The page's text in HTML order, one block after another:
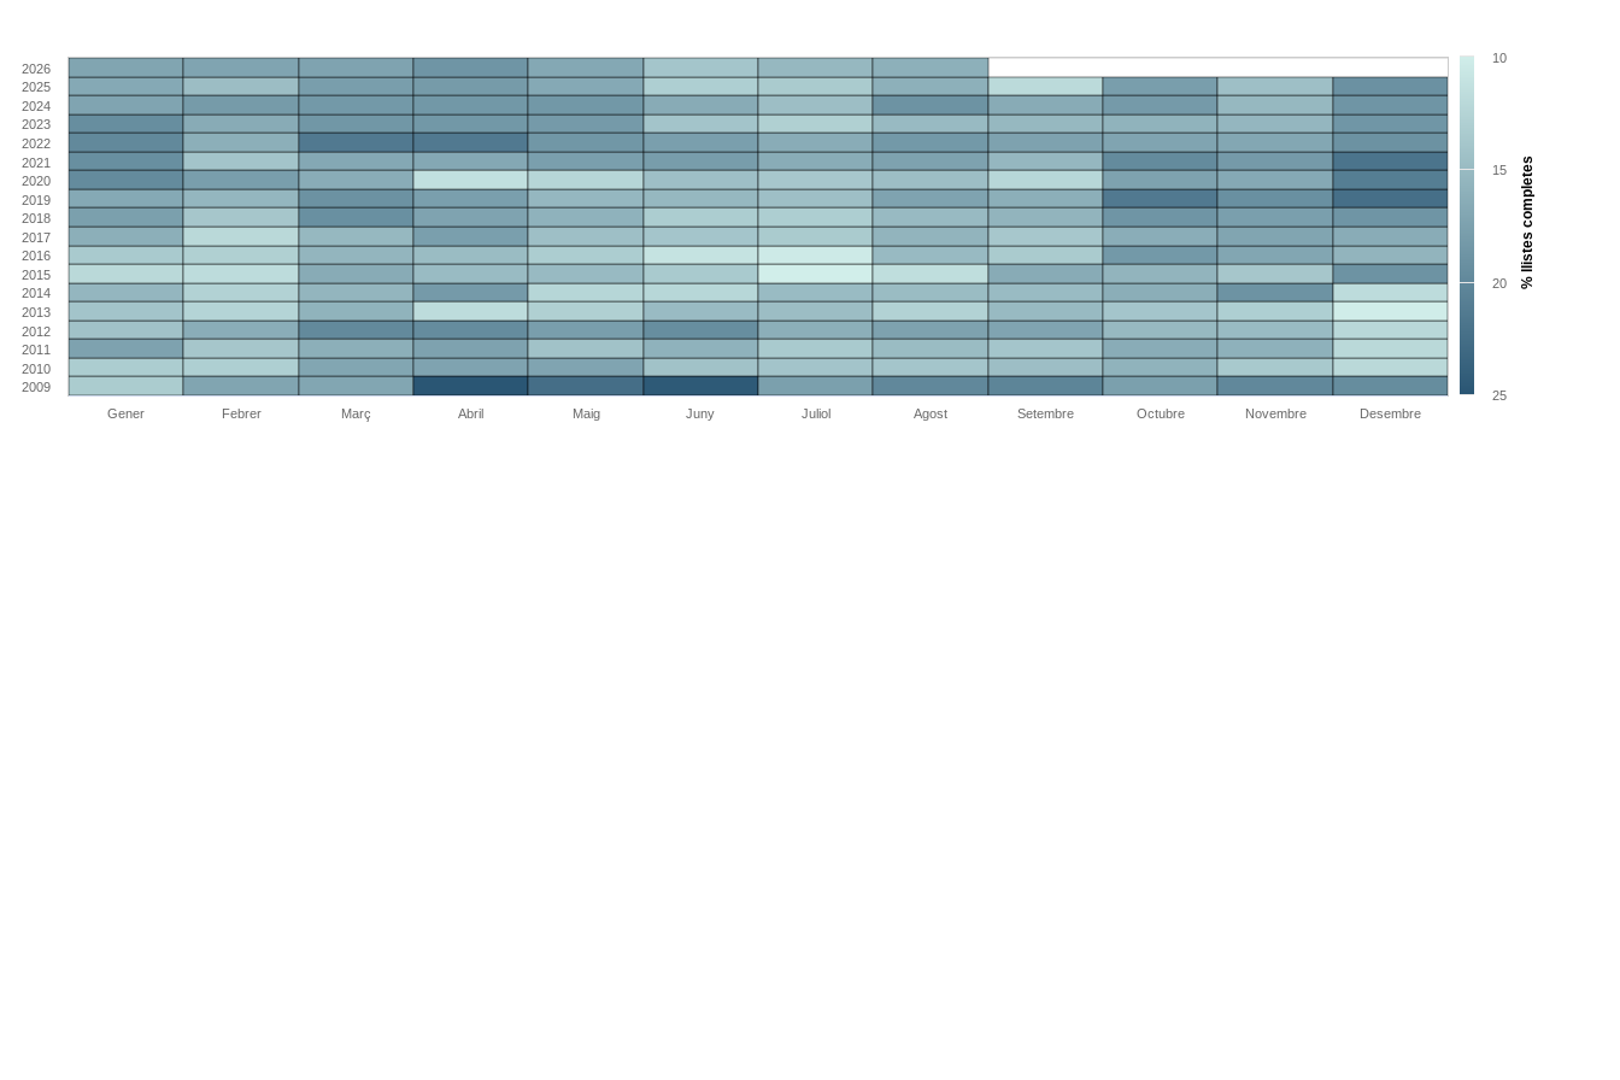
10
15
20
25
% llistes completes
Gener Febrer Març Abril Maig Juny Juliol Agost Setembre Octubre Novembre Desembre
2009
2010
2011
2012
2013
2014
2015
2016
2017
2018
2019
2020
2021
2022
2023
2024
2025
2026